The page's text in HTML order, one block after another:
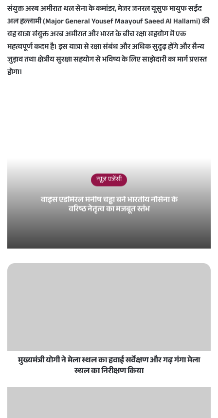
संयुक्त अरब अमीरात थल सेना के कमांडर, मेजर जनरल यूसुफ मायुफ सईद
अल हल्लामी (Major General Yousef Maayouf Saeed Al Hallami) की
यह यात्रा संयुक्त अरब अमीरात और भारत के बीच रक्षा सहयोग में एक
महत्वपूर्ण कदम है। इस यात्रा से रक्षा संबंध और अधिक सुदृढ़ होंगे और सैन्य
जुड़ाव तथा क्षेत्रीय सुरक्षा सहयोग से भविष्य के लिए साझेदारी का मार्ग प्रशस्त
होगा।
न्यूज़ एजेंसी
वाइस एडमिरल मनीष चड्ढा बने भारतीय नौसेना के
वरिष्ठ नेतृत्व का मजबूत स्तंभ
मुख्यमंत्री योगी ने मेला स्थल का हवाई सर्वेक्षण और गढ़ गंगा मेला
स्थल का निरीक्षण किया